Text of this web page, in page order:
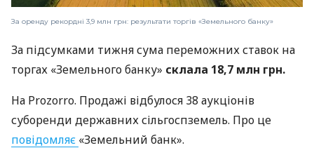
За оренду рекордні 3,9 млн грн: результати торгів «Земельного банку»
За підсумками тижня сума переможних ставок на
торгах «Земельного банку» склала 18,7 млн грн.
На Prozorro. Продажі відбулося 38 аукціонів
суборенди державних сільгоспземель. Про це
повідомляє «Земельний банк».